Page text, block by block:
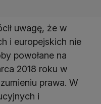
uwagę, że w
i europejskich nie
powołane na
2018 roku w
prawa. W
i